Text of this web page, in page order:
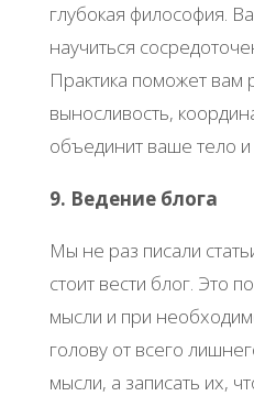
глубокая философия.
научиться
Практика поможет вам
выносливость,
объединит ваше тело и
9. Ведение блога
Мы не раз писали
стоит вести блог. Это
мысли и при
голову от всего
мысли, а записать их,